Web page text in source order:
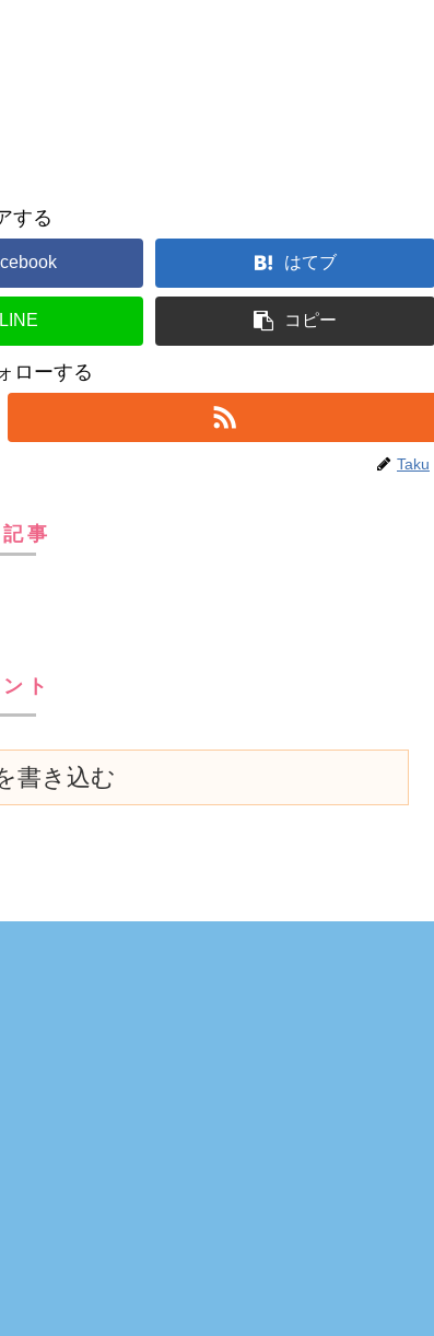
する
はてブ
LINE コピー
ローする
Taku
事
ト
書き込む